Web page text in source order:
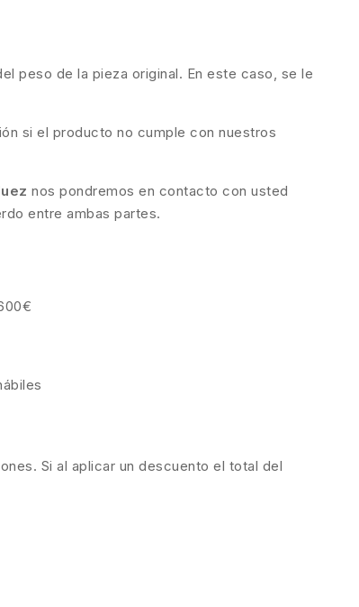
peso de la pieza original. En este caso, se le
si el producto no cumple con nuestros
nos pondremos en contacto con usted
entre ambas partes.
Si al aplicar un descuento el total del